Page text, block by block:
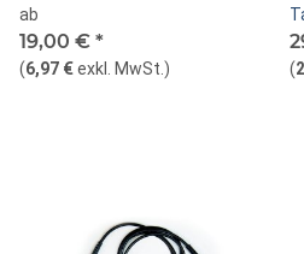
ab
19,00 € *
(6,97 €exkl. MwSt. ) (